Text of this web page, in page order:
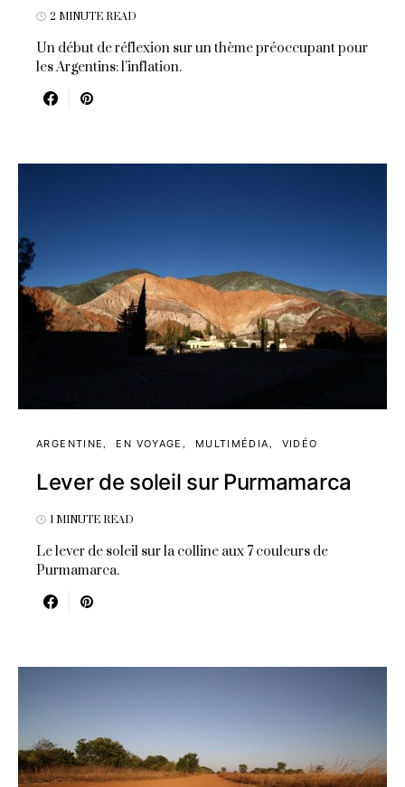
2 MINUTE READ
Un début de réflexion sur un thème préoccupant pour
les Argentins: l'inflation.
ARGENTINE EN VOYAGE MULTIMÉDIA VIDÉO
Lever de soleil sur Purmamarca
1 MINUTE READ
Le lever de soleil sur la colline aux 7 couleurs de
Purmamarca.